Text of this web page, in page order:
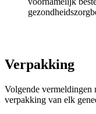
Verpakking
Volgende vermeldingen
verpakking van elk